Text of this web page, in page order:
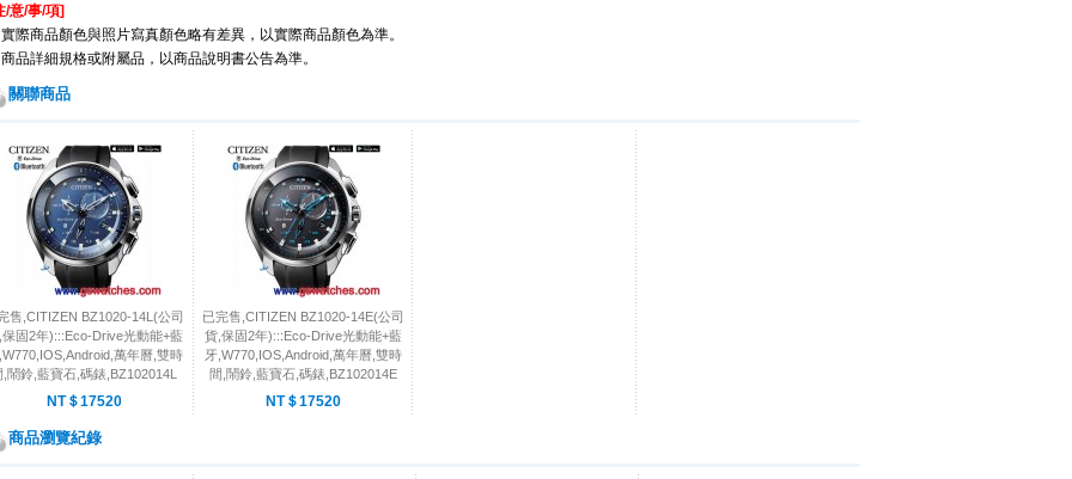
/意/事/項]
際商品顏色與照片寫真顏色略有差異，以實際商品顏色為準。
品詳細規格或附屬品，以商品說明書公告為準。
關聯商品
售,CITIZEN BZ1020-14L(公司
固2年):::Eco-Drive光動能+藍
萬年曆,雙時
,鬧鈴,藍寶石,碼錶,BZ102014L
NT＄17520
已完售,CITIZEN BZ1020-14E(公司
貨,保固2年):::Eco-Drive光動能+藍
牙,W770,IOS,Android,萬年曆,雙時
間,鬧鈴,藍寶石,碼錶,BZ102014E
NT＄17520
商品瀏覽紀錄